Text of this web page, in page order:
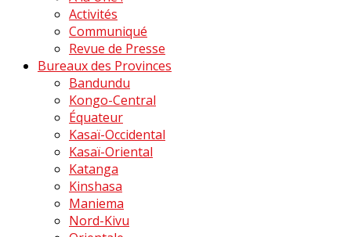
Activités
Communiqué
Revue de Presse
Bureaux des Provinces
Bandundu
Kongo-Central
Équateur
Kasaï-Occidental
Kasaï-Oriental
Katanga
Kinshasa
Maniema
Nord-Kivu